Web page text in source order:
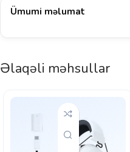
Ümumi məlumat
Əlaqəli məhsullar